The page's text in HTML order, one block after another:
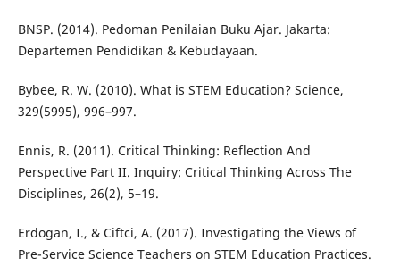
BNSP. (2014). Pedoman Penilaian Buku Ajar. Jakarta:
Departemen Pendidikan & Kebudayaan.
Bybee, R. W. (2010). What is STEM Education? Science,
329(5995), 996–997.
Ennis, R. (2011). Critical Thinking: Reflection And
Perspective Part II. Inquiry: Critical Thinking Across The
Disciplines, 26(2), 5–19.
Erdogan, I., & Ciftci, A. (2017). Investigating the Views of
Pre-Service Science Teachers on STEM Education Practices.